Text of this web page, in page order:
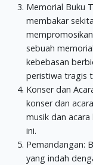
Memorial Buku
membakar
sebuah
kebebasan
peristiwa tragis
Konser dan
konser dan
musik dan
ini.
Pemandangan:
yang indah